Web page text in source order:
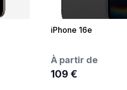
iPhone 16e
À partir de
109 €